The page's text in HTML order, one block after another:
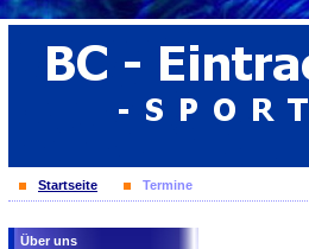
Startseite Termine
Über uns